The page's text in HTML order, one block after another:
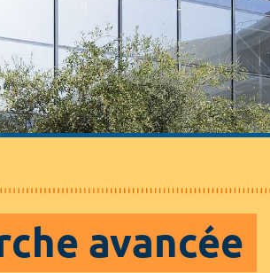
avancée